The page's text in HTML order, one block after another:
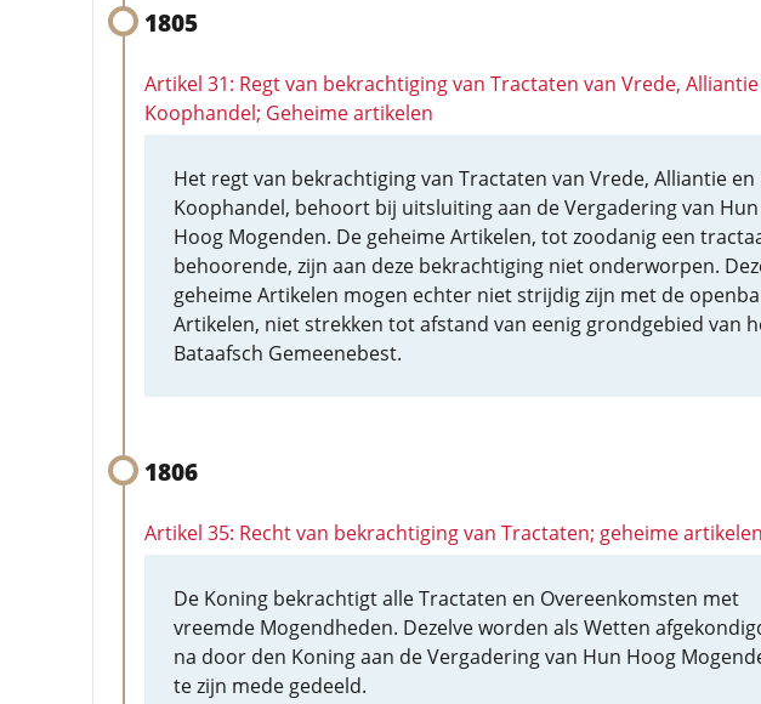
1805
Artikel 31: Regt van bekrachtiging van Tractaten van Vrede,
Koophandel; Geheime artikelen
Het regt van bekrachtiging van Tractaten van Vrede, Alliantie en
Koophandel, behoort bij uitsluiting aan de Vergadering van Hun
Hoog Mogenden. De geheime Artikelen, tot zoodanig een
behoorende, zijn aan deze bekrachtiging niet onderworpen.
geheime Artikelen mogen echter niet strijdig zijn met de
Artikelen, niet strekken tot afstand van eenig grondgebied van
Bataafsch Gemeenebest.
1806
Artikel 35: Recht van bekrachtiging van Tractaten; geheime
De Koning bekrachtigt alle Tractaten en Overeenkomsten met
vreemde Mogendheden. Dezelve worden als Wetten
na door den Koning aan de Vergadering van Hun Hoog
te zijn mede gedeeld.